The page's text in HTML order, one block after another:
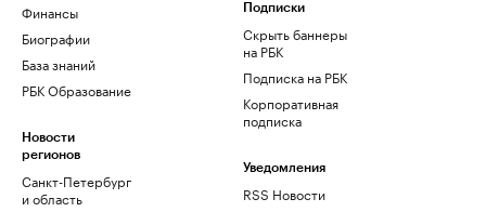
Финансы
Биографии
База знаний
РБК Образование
Новости
регионов
Санкт-Петербург
и область
Подписки
Скрыть баннеры
на РБК
Подписка на РБК
Корпоративная
подписка
Уведомления
RSS Новости